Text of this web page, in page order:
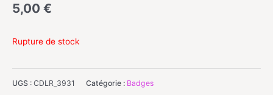
5,00 €
Rupture de stock
UGS : CDLR_3931 Catégorie : Badges